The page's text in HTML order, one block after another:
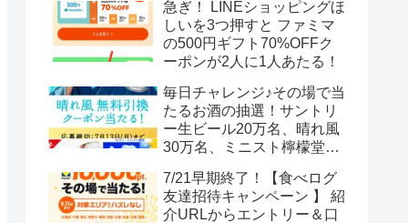
急ぎ！ LINEショッピングほ
しいを3つ押すと ファミマ
の500円ギフト70%OFFク
ーポンが2人に1人あたる！
毎日チャレンジ♪その場で当
たるお酒の抽選！サントリ
ー生ビール20万名、晴れ風
30万名、ミニスト檸檬堂2
ボール12.3万名
7/21早期終了！【食べログ
友達招待キャンペーン 】 紹
介URLからエントリー＆口